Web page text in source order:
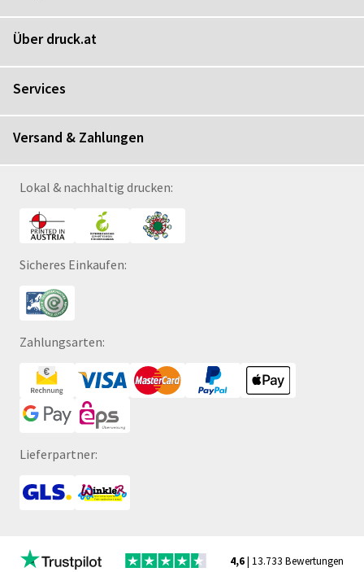
Über druck.at
Services
Versand & Zahlungen
Lokal & nachhaltig drucken:
Sicheres Einkaufen:
Zahlungsarten:
Lieferpartner:
4,6| 13.733 Bewertungen